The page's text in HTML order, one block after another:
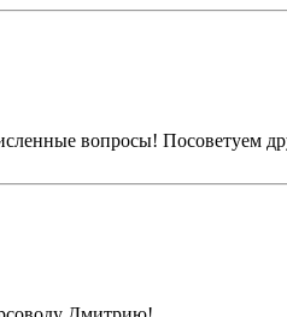
вопросы! Посоветуем